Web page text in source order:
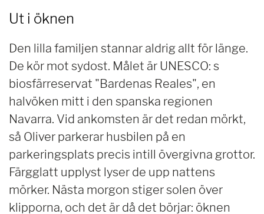
Ut i öknen
Den lilla familjen stannar aldrig allt för länge.
De kör mot sydost. Målet är UNESCO: s
biosfärreservat "Bardenas Reales", en
halvöken mitt i den spanska regionen
Navarra. Vid ankomsten är det redan mörkt,
så Oliver parkerar husbilen på en
parkeringsplats precis intill övergivna grottor.
Färgglatt upplyst lyser de upp nattens
mörker. Nästa morgon stiger solen över
klipporna, och det är då det börjar: öknen